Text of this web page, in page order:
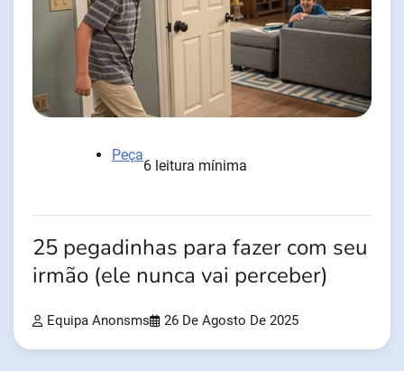
Peça
6 leitura mínima
25 pegadinhas para fazer com seu
irmão (ele nunca vai perceber)
Equipa Anonsms 26 De Agosto De 2025